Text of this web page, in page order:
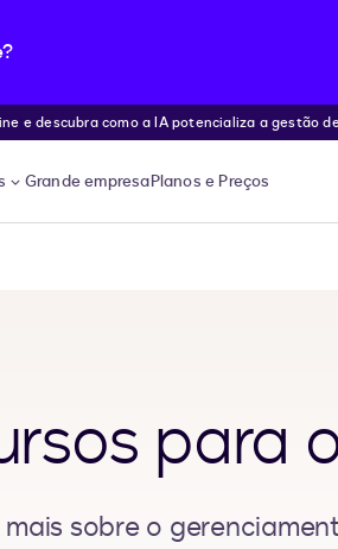
como a IA potencializa a gestão de
Grande empresaPlanos e Preços
para
sobre o